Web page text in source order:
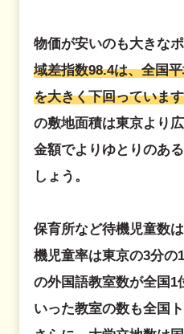
物価が安いのも大きなポ
域差指数98.4は、全国
を大きく下回っていま
の敷地面積は東京より
金額でよりゆとりのあ
しょう。
保育所など待機児童数
機児童率は東京の3分の
の外国語教室数が全国1
いった教室の数も全国